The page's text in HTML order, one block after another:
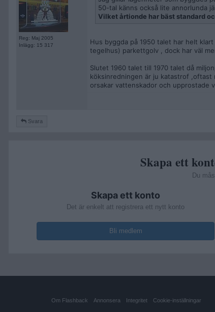
Reg: Maj 2005
Inlägg: 15 317
50-tal känns också lite annorlunda
Vilket årtionde har bäst standard
Hus byggda på 1950 talet har helt
tegelhus) parkettgolv , dock har väl
Slutet 1960 talet till 1970 talet då
köksinredningen är ju katastrof ,oftast
orsakar vattenskador och upprostade
Svara
Skapa ett
Du
Skapa ett konto
Det är enkelt att registrera ett nytt konto
Bli medlem
Om Flashback Annonsera Integritet Cookie-inställningar